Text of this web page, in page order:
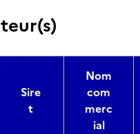
Sire
t
Nom
com
merc
ial